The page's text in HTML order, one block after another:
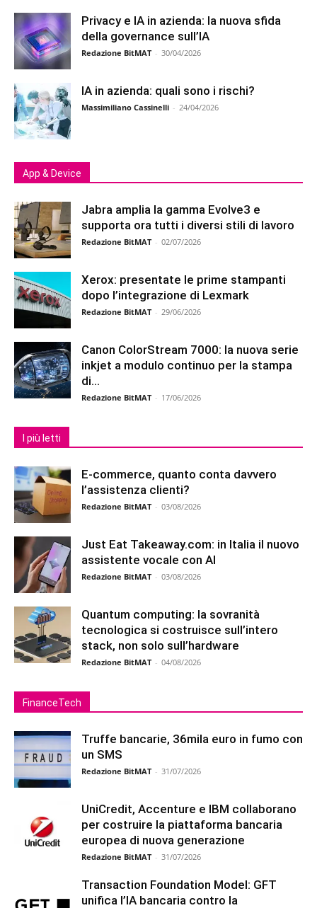
Privacy e IA in azienda: la nuova sfida
della governance sull’IA
Redazione BitMAT - 30/04/2026
IA in azienda: quali sono i rischi?
Massimiliano Cassinelli - 24/04/2026
App & Device
Jabra amplia la gamma Evolve3 e
supporta ora tutti i diversi stili di lavoro
Redazione BitMAT - 02/07/2026
Xerox: presentate le prime stampanti
dopo l’integrazione di Lexmark
Redazione BitMAT - 29/06/2026
Canon ColorStream 7000: la nuova serie
inkjet a modulo continuo per la stampa
di...
Redazione BitMAT - 17/06/2026
I più letti
E-commerce, quanto conta davvero
l’assistenza clienti?
Redazione BitMAT - 03/08/2026
Just Eat Takeaway.com: in Italia il nuovo
assistente vocale con AI
Redazione BitMAT - 03/08/2026
Quantum computing: la sovranità
tecnologica si costruisce sull’intero
stack, non solo sull’hardware
Redazione BitMAT - 04/08/2026
FinanceTech
Truffe bancarie, 36mila euro in fumo con
un SMS
Redazione BitMAT - 31/07/2026
UniCredit, Accenture e IBM collaborano
per costruire la piattaforma bancaria
europea di nuova generazione
Redazione BitMAT - 31/07/2026
Transaction Foundation Model: GFT
unifica l’IA bancaria contro la